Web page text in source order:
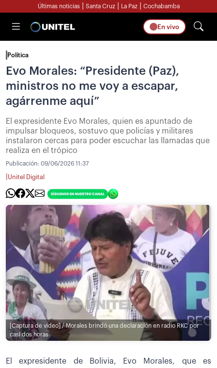
Últimas noticias Santa Cruz La Paz Cochabamba
En vivo
Política
Evo Morales: “Presidente (Paz),
ministros no me voy a escapar,
agárrenme aquí”
El expresidente Evo Morales, quien es apuntado de
impulsar bloqueos, sostuvo que policías y militares
instalaron cercas para poder escuchar las llamadas que
realiza en el trópico
Publicación: 09/06/2026 11:37
Unitel Digital
[Captura de video] / Morales brindó una declaración en radio RKC por
casi dos horas
El expresidente de Bolivia, Evo Morales, que es